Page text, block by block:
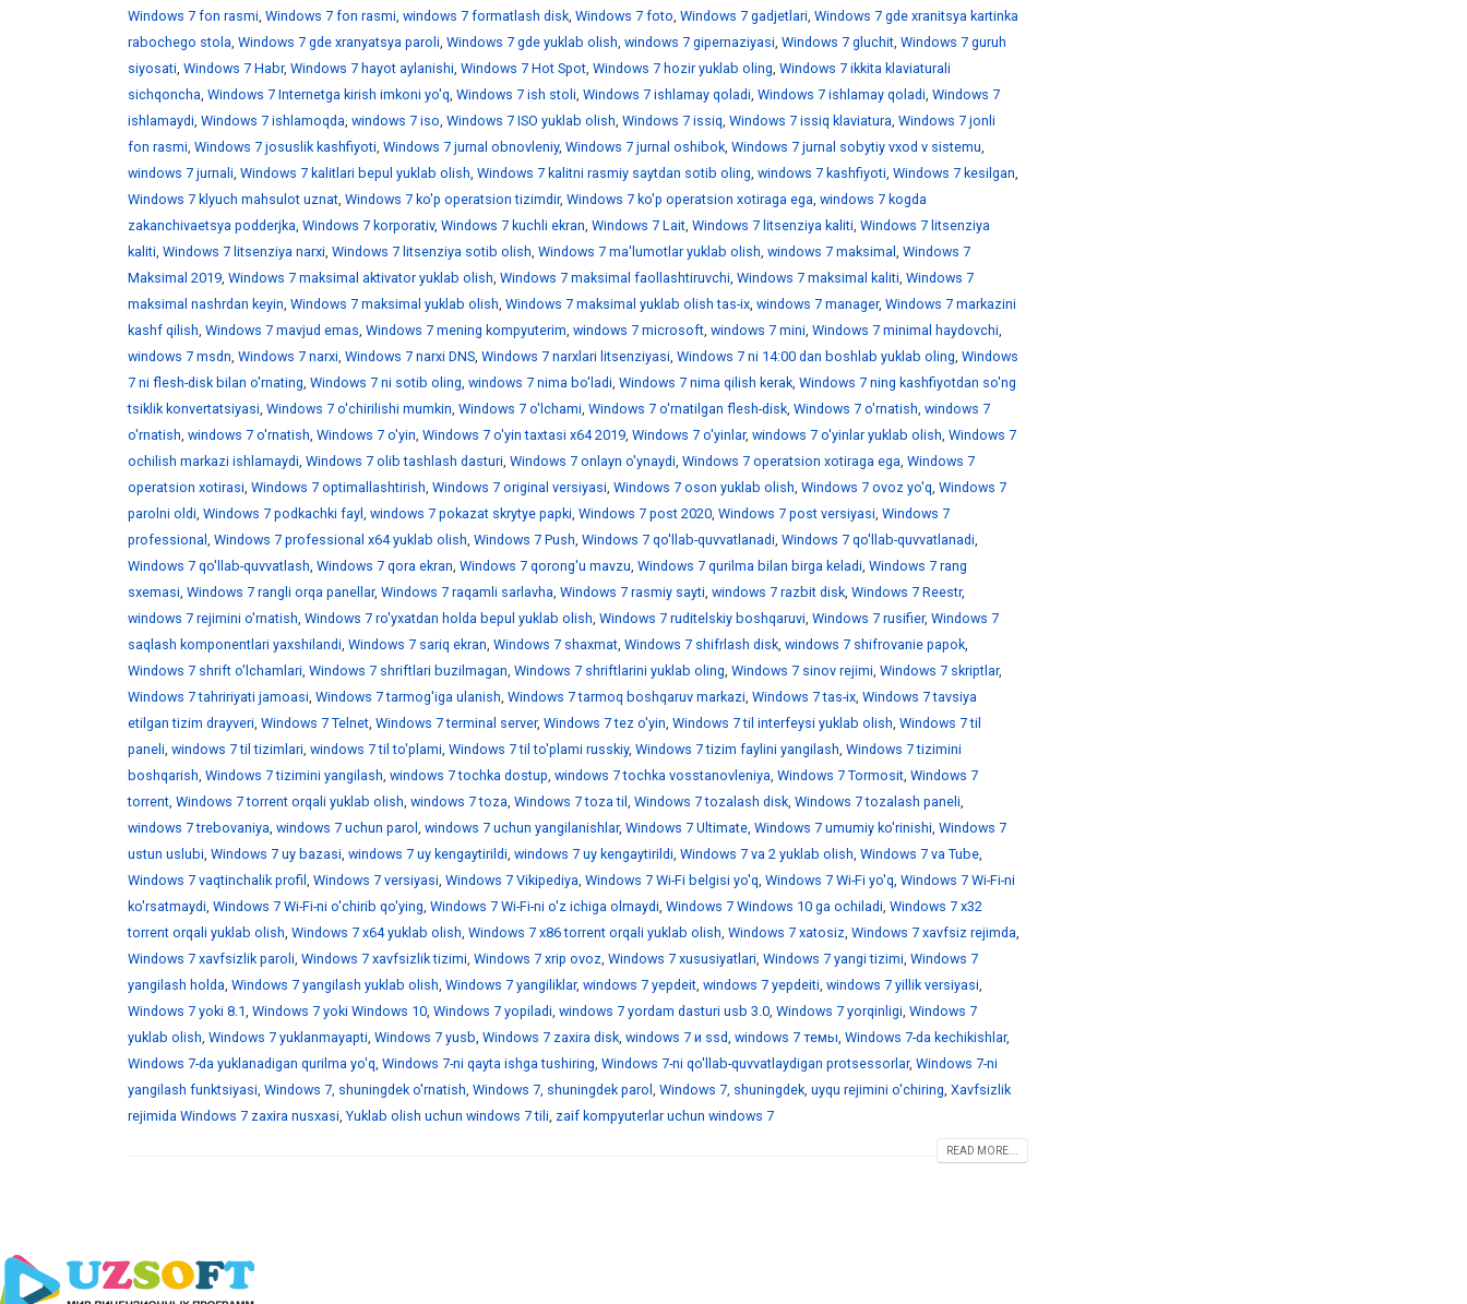
Windows 7 fon rasmi, Windows 7 fon rasmi, windows 7 formatlash disk, Windows 7 foto, Windows 7 gadjetlari, Windows 7 gde xranitsya kartinka
rabochego stola, Windows 7 gde xranyatsya paroli, Windows 7 gde yuklab olish, windows 7 gipernaziyasi, Windows 7 gluchit, Windows 7 guruh
siyosati, Windows 7 Habr, Windows 7 hayot aylanishi, Windows 7 Hot Spot, Windows 7 hozir yuklab oling, Windows 7 ikkita klaviaturali
sichqoncha, Windows 7 Internetga kirish imkoni yo'q, Windows 7 ish stoli, Windows 7 ishlamay qoladi, Windows 7 ishlamay qoladi, Windows 7
ishlamaydi, Windows 7 ishlamoqda, windows 7 iso, Windows 7 ISO yuklab olish, Windows 7 issiq, Windows 7 issiq klaviatura, Windows 7 jonli
fon rasmi, Windows 7 josuslik kashfiyoti, Windows 7 jurnal obnovleniy, Windows 7 jurnal oshibok, Windows 7 jurnal sobytiy vxod v sistemu,
windows 7 jurnali, Windows 7 kalitlari bepul yuklab olish, Windows 7 kalitni rasmiy saytdan sotib oling, windows 7 kashfiyoti, Windows 7 kesilgan,
Windows 7 klyuch mahsulot uznat, Windows 7 ko'p operatsion tizimdir, Windows 7 ko'p operatsion xotiraga ega, windows 7 kogda
zakanchivaetsya podderjka, Windows 7 korporativ, Windows 7 kuchli ekran, Windows 7 Lait, Windows 7 litsenziya kaliti, Windows 7 litsenziya
kaliti, Windows 7 litsenziya narxi, Windows 7 litsenziya sotib olish, Windows 7 ma'lumotlar yuklab olish, windows 7 maksimal , Windows 7
Maksimal 2019, Windows 7 maksimal aktivator yuklab olish, Windows 7 maksimal faollashtiruvchi, Windows 7 maksimal kaliti, Windows 7
maksimal nashrdan keyin, Windows 7 maksimal yuklab olish, Windows 7 maksimal yuklab olish tas-ix, windows 7 manager, Windows 7 markazini
kashf qilish, Windows 7 mavjud emas, Windows 7 mening kompyuterim, windows 7 microsoft, windows 7 mini, Windows 7 minimal haydovchi,
windows 7 msdn, Windows 7 narxi, Windows 7 narxi DNS, Windows 7 narxlari litsenziyasi, Windows 7 ni 14:00 dan boshlab yuklab oling, Windows
7 ni flesh-disk bilan o'rnating, Windows 7 ni sotib oling, windows 7 nima bo'ladi, Windows 7 nima qilish kerak, Windows 7 ning kashfiyotdan so'ng
tsiklik konvertatsiyasi, Windows 7 o'chirilishi mumkin, Windows 7 o'lchami, Windows 7 o'rnatilgan flesh-disk, Windows 7 o'rnatish, windows 7
o'rnatish, windows 7 o'rnatish, Windows 7 o'yin, Windows 7 o'yin taxtasi x64 2019, Windows 7 o'yinlar, windows 7 o'yinlar yuklab olish, Windows 7
ochilish markazi ishlamaydi, Windows 7 olib tashlash dasturi, Windows 7 onlayn o'ynaydi, Windows 7 operatsion xotiraga ega, Windows 7
operatsion xotirasi, Windows 7 optimallashtirish, Windows 7 original versiyasi, Windows 7 oson yuklab olish, Windows 7 ovoz yo'q, Windows 7
parolni oldi, Windows 7 podkachki fayl , windows 7 pokazat skrytye papki, Windows 7 post 2020, Windows 7 post versiyasi, Windows 7
professional , Windows 7 professional x64 yuklab olish, Windows 7 Push, Windows 7 qo'llab-quvvatlanadi, Windows 7 qo'llab-quvvatlanadi,
Windows 7 qo'llab-quvvatlash, Windows 7 qora ekran, Windows 7 qorong'u mavzu, Windows 7 qurilma bilan birga keladi, Windows 7 rang
sxemasi, Windows 7 rangli orqa panellar, Windows 7 raqamli sarlavha, Windows 7 rasmiy sayti, windows 7 razbit disk, Windows 7 Reestr,
windows 7 rejimini o'rnatish, Windows 7 ro'yxatdan holda bepul yuklab olish, Windows 7 ruditelskiy boshqaruvi, Windows 7 rusifier, Windows 7
saqlash komponentlari yaxshilandi, Windows 7 sariq ekran, Windows 7 shaxmat, Windows 7 shifrlash disk, windows 7 shifrovanie papok,
Windows 7 shrift o'lchamlari, Windows 7 shriftlari buzilmagan, Windows 7 shriftlarini yuklab oling, Windows 7 sinov rejimi, Windows 7 skriptlar,
Windows 7 tahririyati jamoasi, Windows 7 tarmog'iga ulanish, Windows 7 tarmoq boshqaruv markazi, Windows 7 tas-ix, Windows 7 tavsiya
etilgan tizim drayveri, Windows 7 Telnet, Windows 7 terminal server, Windows 7 tez o'yin, Windows 7 til interfeysi yuklab olish, Windows 7 til
paneli, windows 7 til tizimlari, windows 7 til to'plami, Windows 7 til to'plami russkiy, Windows 7 tizim faylini yangilash, Windows 7 tizimini
boshqarish, Windows 7 tizimini yangilash, windows 7 tochka dostup, windows 7 tochka vosstanovleniya, Windows 7 Tormosit, Windows 7
torrent, Windows 7 torrent orqali yuklab olish, windows 7 toza, Windows 7 toza til , Windows 7 tozalash disk, Windows 7 tozalash paneli,
windows 7 trebovaniya, windows 7 uchun parol , windows 7 uchun yangilanishlar, Windows 7 Ultimate, Windows 7 umumiy ko'rinishi, Windows 7
ustun uslubi, Windows 7 uy bazasi, windows 7 uy kengaytirildi, windows 7 uy kengaytirildi, Windows 7 va 2 yuklab olish, Windows 7 va Tube,
Windows 7 vaqtinchalik profil , Windows 7 versiyasi, Windows 7 Vikipediya, Windows 7 Wi-Fi belgisi yo'q, Windows 7 Wi-Fi yo'q, Windows 7 Wi-Fi-ni
ko'rsatmaydi, Windows 7 Wi-Fi-ni o'chirib qo'ying, Windows 7 Wi-Fi-ni o'z ichiga olmaydi, Windows 7 Windows 10 ga ochiladi, Windows 7 x32
torrent orqali yuklab olish, Windows 7 x64 yuklab olish, Windows 7 x86 torrent orqali yuklab olish, Windows 7 xatosiz, Windows 7 xavfsiz rejimda,
Windows 7 xavfsizlik paroli, Windows 7 xavfsizlik tizimi, Windows 7 xrip ovoz, Windows 7 xususiyatlari, Windows 7 yangi tizimi, Windows 7
yangilash holda, Windows 7 yangilash yuklab olish, Windows 7 yangiliklar, windows 7 yepdeit, windows 7 yepdeiti, windows 7 yillik versiyasi,
Windows 7 yoki 8.1, Windows 7 yoki Windows 10, Windows 7 yopiladi, windows 7 yordam dasturi usb 3.0, Windows 7 yorqinligi, Windows 7
yuklab olish, Windows 7 yuklanmayapti, Windows 7 yusb, Windows 7 zaxira disk, windows 7 и ssd, windows 7 темы, Windows 7-da kechikishlar,
Windows 7-da yuklanadigan qurilma yo'q, Windows 7-ni qayta ishga tushiring, Windows 7-ni qo'llab-quvvatlaydigan protsessorlar, Windows 7-ni
yangilash funktsiyasi, Windows 7, shuningdek o'rnatish, Windows 7, shuningdek parol , Windows 7, shuningdek, uyqu rejimini o'chiring, Xavfsizlik
rejimida Windows 7 zaxira nusxasi, Yuklab olish uchun windows 7 tili, zaif kompyuterlar uchun windows 7
READ MORE...